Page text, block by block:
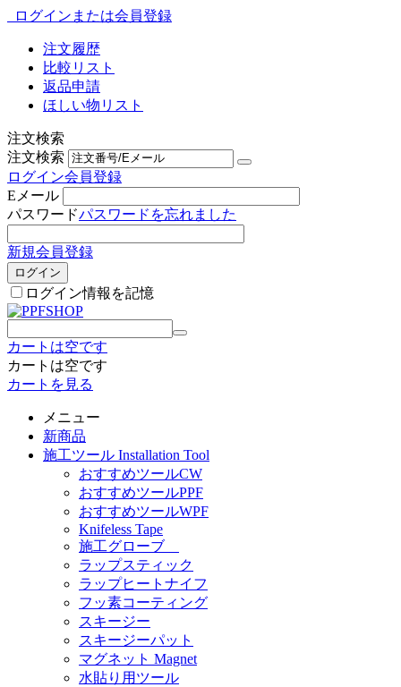
ログインまたは会員登録
注文履歴
比較リスト
返品申請
ほしい物リスト
注文検索
注文検索
ログイン会員登録
Eメール
パスワードパスワードを忘れました
新規会員登録
ログイン
ログイン情報を記憶
カートは空です
カートは空です
カートを見る
メニュー
新商品
施工ツール Installation Tool
おすすめツールCW
おすすめツールPPF
おすすめツールWPF
Knifeless Tape
施工グローブ
ラップスティック
ラップヒートナイフ
フッ素コーティング
スキージー
スキージーパット
マグネット Magnet
水貼り用ツール